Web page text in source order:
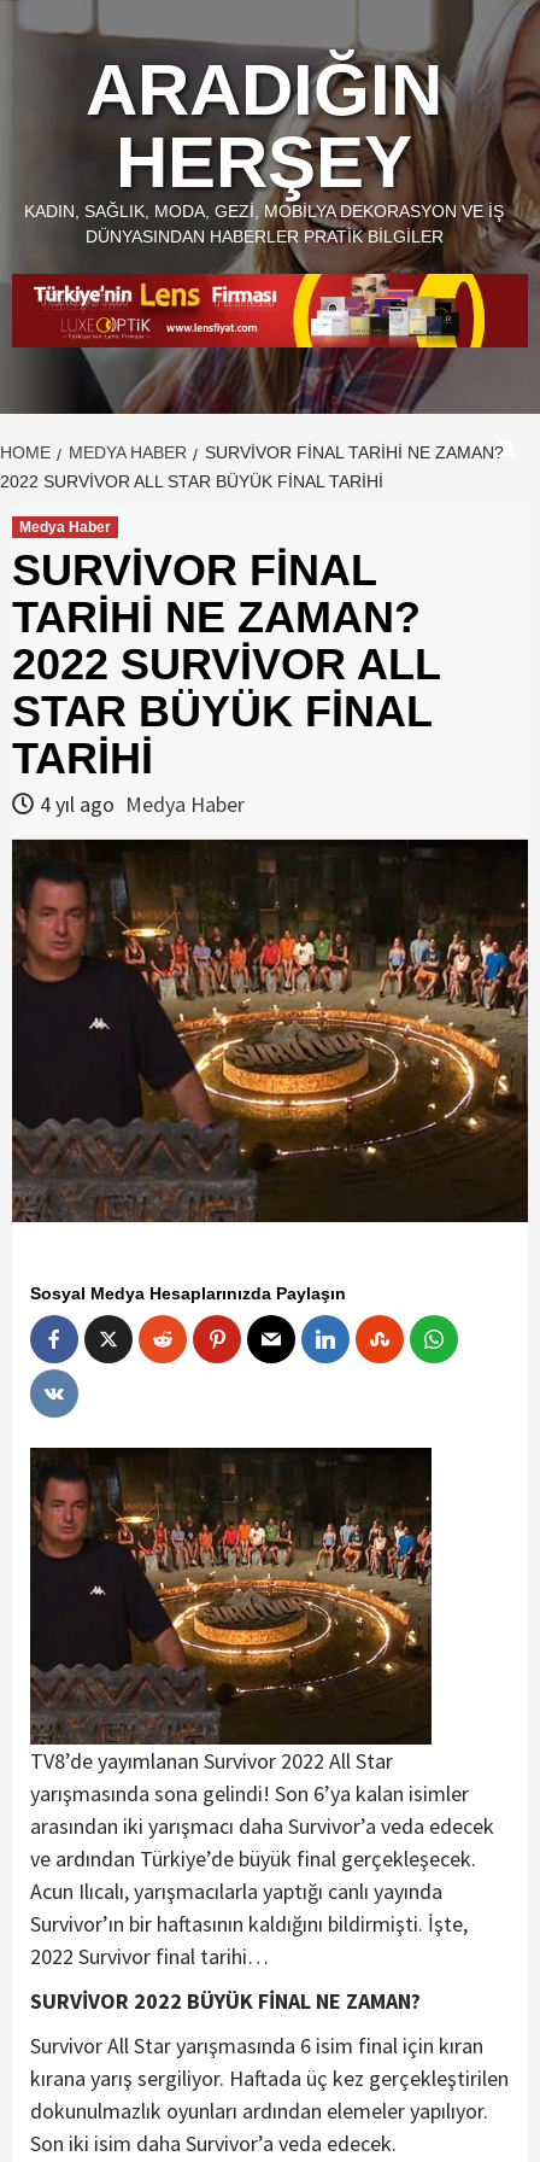
ARADIĞIN
HERŞEY
KADIN, SAĞLIK, MODA, GEZI, MOBILYA DEKORASYON VE İŞ
DÜNYASINDAN HABERLER PRATIK BILGILER
HOME MEDYA HABER
SURVİVOR FİNAL TARİHİ NE ZAMAN?
2022 SURVİVOR ALL STAR BÜYÜK FİNAL TARİHİ
Medya Haber
SURVİVOR FİNAL
TARİHİ NE ZAMAN?
2022 SURVİVOR ALL
STAR BÜYÜK FİNAL
TARİHİ
4 yıl ago Medya Haber
Sosyal Medya Hesaplarınızda Paylaşın
TV8’de yayımlanan Survivor 2022 All Star
yarışmasında sona gelindi! Son 6’ya kalan isimler
arasından iki yarışmacı daha Survivor’a veda edecek
ve ardından Türkiye’de büyük final gerçekleşecek.
Acun Ilıcalı, yarışmacılarla yaptığı canlı yayında
Survivor’ın bir haftasının kaldığını bildirmişti. İşte,
2022 Survivor final tarihi…
SURVİVOR 2022 BÜYÜK FİNAL NE ZAMAN?
Survivor All Star yarışmasında 6 isim final için kıran
kırana yarış sergiliyor. Haftada üç kez gerçekleştirilen
dokunulmazlık oyunları ardından elemeler yapılıyor.
Son iki isim daha Survivor’a veda edecek.